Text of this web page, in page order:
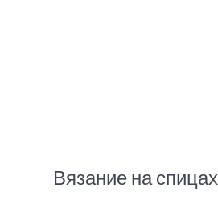
Вязание на спицах